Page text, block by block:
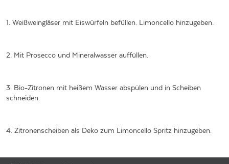
1. Weißweingläser mit Eiswürfeln befüllen. Limoncello hinzugeben.
2. Mit Prosecco und Mineralwasser auffüllen.
3. Bio-Zitronen mit heißem Wasser abspülen und in Scheiben
schneiden.
4. Zitronenscheiben als Deko zum Limoncello Spritz hinzugeben.